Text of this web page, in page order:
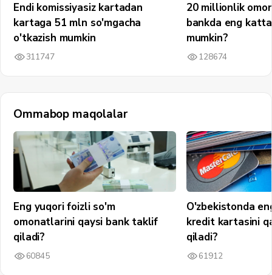
Endi komissiyasiz kartadan
kartaga 51 mln so'mgacha
o'tkazish mumkin
311747
20 millionlik
bankda eng
mumkin?
128674
Ommabop maqolalar
Eng yuqori foizli so'm
omonatlarini qaysi bank taklif
qiladi?
60845
O'zbekistonda
kredit kartasini
qiladi?
61912